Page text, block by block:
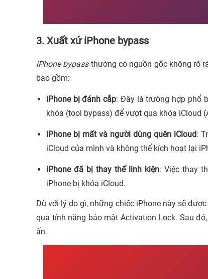
3. Xuất xứ iPhone bypass
iPhone bypassthường có nguồn gốc không rõ
bao gồm:
iPhone bị đánh cắp: Đây là trường hợp phổ
khóa (tool bypass) để vượt qua khóa iCloud
iPhone bị mất và người dùng quên iCloud:
iCloud của mình và không thể kích hoạt lại
iPhone đã bị thay thế linh kiện: Việc thay
iPhone bị khóa iCloud.
Dù với lý do gì, những chiếc iPhone này sẽ
qua tính năng bảo mật Activation Lock. Sau
ẩn.